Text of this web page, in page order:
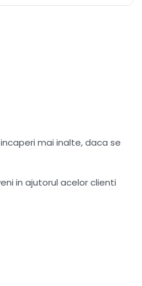
mai inalte, daca se
in ajutorul acelor clienti